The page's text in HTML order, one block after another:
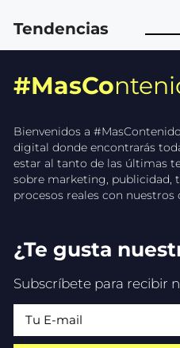
Tendencias
#MasCo
Bienvenidos a
digital donde encontrarás
estar al tanto de las últimas
sobre marketing, publicidad,
procesos reales con nuestros
¿Te gusta
Subscríbete para recibir